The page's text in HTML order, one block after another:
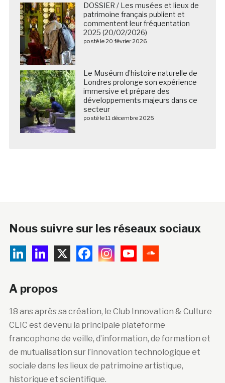
DOSSIER / Les musées et lieux de
patrimoine français publient et
commentent leur fréquentation
2025 (20/02/2026)
posté le 20 février 2026
Le Muséum d’histoire naturelle de
Londres prolonge son expérience
immersive et prépare des
développements majeurs dans ce
secteur
posté le 11 décembre 2025
Nous suivre sur les réseaux sociaux
A propos
18 ans après sa création, le Club Innovation & Culture
CLIC est devenu la principale plateforme
francophone de veille, d’information, de formation et
de mutualisation sur l’innovation technologique et
sociale dans les lieux de patrimoine artistique,
historique et scientifique.